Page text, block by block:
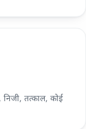
तत्काल, कोई